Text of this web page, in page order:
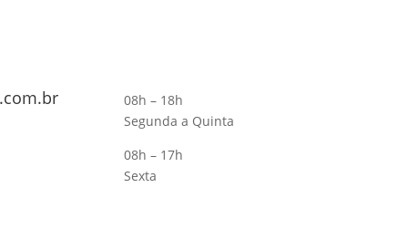
08h – 18h
Segunda a Quinta
08h – 17h
Sexta